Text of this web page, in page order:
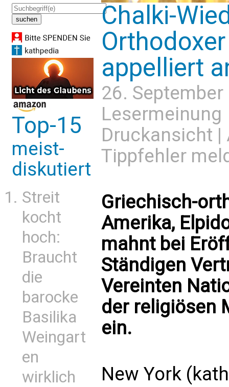
Top-15
meist-
diskutiert
Streit
kocht
hoch:
Braucht
die
barocke
Basilika
Weingart
en
wirklich
Chalki-
appelliert
26.
Lesermeinung
Druckansicht |
Tippfehler
Griechisch-
Amerika,
mahnt bei
Ständigen
Vereinten
der religiösen
ein.
New York